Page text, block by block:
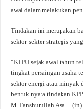
awal dalam melakukan
Tindakan ini merupakan
sektor-sektor strategis
“KPPU sejak awal tahun
tingkat persaingan usaha
sektor energi atau minyak
bentuk nyata tindakan
M. Fanshurullah Asa. (in)